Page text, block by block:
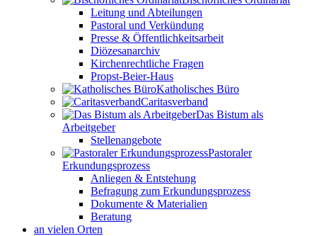
Leitung und Abteilungen
Pastoral und Verkündung
Presse & Öffentlichkeitsarbeit
Diözesanarchiv
Kirchenrechtliche Fragen
Propst-Beier-Haus
Katholisches Büro
Caritasverband
Das Bistum als
Arbeitgeber
Stellenangebote
Pastoraler
Erkundungsprozess
Anliegen & Entstehung
Befragung zum Erkundungsprozess
Dokumente & Materialien
Beratung
an vielen Orten